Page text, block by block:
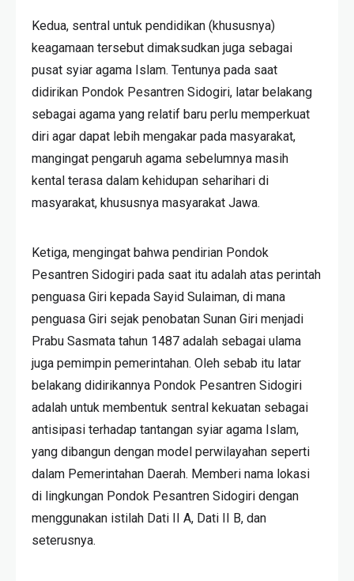
Kedua, sentral untuk pendidikan (khususnya)
keagamaan tersebut dimaksudkan juga sebagai
pusat syiar agama Islam. Tentunya pada saat
didirikan Pondok Pesantren Sidogiri, latar belakang
sebagai agama yang relatif baru perlu memperkuat
diri agar dapat lebih mengakar pada masyarakat,
mangingat pengaruh agama sebelumnya masih
kental terasa dalam kehidupan seharihari di
masyarakat, khususnya masyarakat Jawa.
Ketiga, mengingat bahwa pendirian Pondok
Pesantren Sidogiri pada saat itu adalah atas perintah
penguasa Giri kepada Sayid Sulaiman, di mana
penguasa Giri sejak penobatan Sunan Giri menjadi
Prabu Sasmata tahun 1487 adalah sebagai ulama
juga pemimpin pemerintahan. Oleh sebab itu latar
belakang didirikannya Pondok Pesantren Sidogiri
adalah untuk membentuk sentral kekuatan sebagai
antisipasi terhadap tantangan syiar agama Islam,
yang dibangun dengan model perwilayahan seperti
dalam Pemerintahan Daerah. Memberi nama lokasi
di lingkungan Pondok Pesantren Sidogiri dengan
menggunakan istilah Dati II A, Dati II B, dan
seterusnya.